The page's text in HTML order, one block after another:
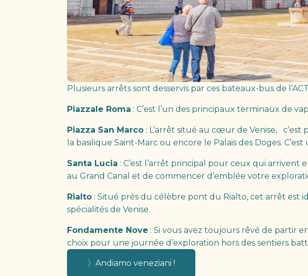
Plusieurs arrêts sont desservis par ces bateaux-bus de
Piazzale Roma : C’est l’un des principaux terminaux de
Piazza San Marco : L’arrêt situé au cœur de Venise, c’est
la basilique Saint-Marc ou encore le Palais des Doges.
Santa Lucia : C’est l’arrêt principal pour ceux qui arrivent
au Grand Canal et de commencer d’emblée votre
Rialto : Situé près du célèbre pont du Rialto, cet arrêt est
spécialités de Venise.
Fondamente Nove : Si vous avez toujours rêvé de partir
choix pour une journée d’exploration hors des sentiers
〉Andiamo veneziani !